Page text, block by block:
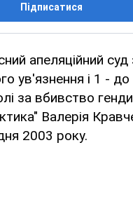
Підписатися
апеляційний суд
ув'язнення і 1 - до
за вбивство
Валерія
2003 року.